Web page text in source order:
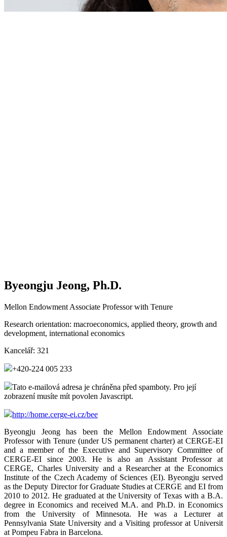
Byeongju Jeong, Ph.D.
Mellon Endowment Associate Professor with Tenure
Research orientation: macroeconomics, applied theory, growth and
development, international economics
Kancelář: 321
+420-224 005 233
Tato e-mailová adresa je chráněna před spamboty. Pro její
zobrazení musíte mít povolen Javascript.
http://home.cerge-ei.cz/bee
Byeongju Jeong has been the Mellon Endowment Associate
Professor with Tenure (under US permanent charter) at CERGE-EI
and a member of the Executive and Supervisory Committee of
CERGE-EI since 2003. He is also an Assistant Professor at
CERGE, Charles University and a Researcher at the Economics
Institute of the Czech Academy of Sciences (EI). Byeongju served
as the Deputy Director for Graduate Studies at CERGE and EI from
2010 to 2012. He graduated at the University of Texas with a B.A.
degree in Economics and received M.A. and Ph.D. in Economics
from the University of Minnesota. He was a Lecturer at
Pennsylvania State University and a Visiting professor at Universit
at Pompeu Fabra in Barcelona.